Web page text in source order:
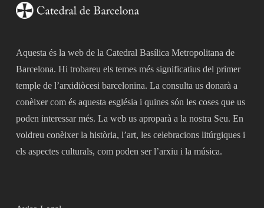
Aquesta és la web de la Catedral Basílica Metropolitana de
Barcelona. Hi trobareu els temes més significatius del primer
temple de l’arxidiòcesi barcelonina. La consulta us donarà a
conèixer com és aquesta església i quines són les coses que us
poden interessar més. La web us aproparà a la nostra Seu. En
voldreu conèixer la història, l’art, les celebracions litúrgiques i
els aspectes culturals, com poden ser l’arxiu i la música.